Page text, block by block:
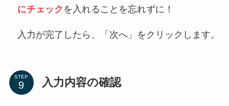
にチェック を入れることを忘れずに！
入力が完了したら、「次へ」をクリックします。
STEP 入力内容の確認